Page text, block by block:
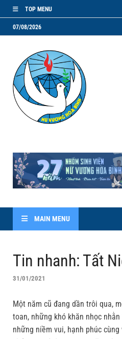
TOP MENU
07/08/2026
MAIN MENU
Tin nhanh: Tất
31/01/2021
Một năm cũ đang dần trôi qua,
toan, những khó khăn nhọc
những niềm vui, hạnh phúc